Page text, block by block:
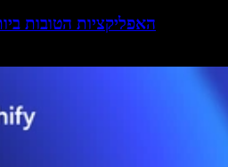
האפליקציות הטובות